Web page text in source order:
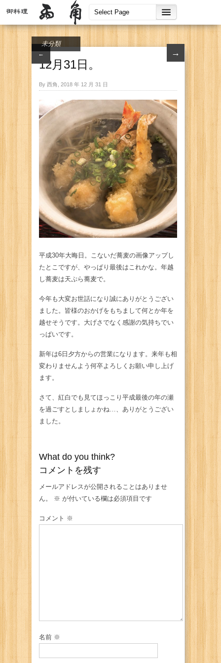
← →
未分類
12月31日。
By 西角, 2018 年 12 月 31 日
平成30年大晦日。こないだ蕎麦の画像アップし
たとこですが、やっぱり最後はこれかな。年越
し蕎麦は天ぷら蕎麦で。
今年も大変お世話になり誠にありがとうござい
ました。皆様のおかげをもちまして何とか年を
越せそうです。大げさでなく感謝の気持ちでい
っぱいです。
新年は6日夕方からの営業になります。来年も相
変わりませんよう何卒よろしくお願い申し上げ
ます。
さて、紅白でも見てほっこり平成最後の年の瀬
を過ごすとしましょかね…、ありがとうござい
ました。
What do you think?
コメントを残す
メールアドレスが公開されることはありませ
ん。
※ が付いている欄は必須項目です
コメント ※
名前 ※